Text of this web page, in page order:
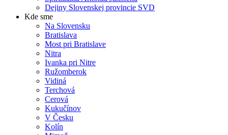
Dejiny Slovenskej provincie SVD
Kde sme
Na Slovensku
Bratislava
Most pri Bratislave
Nitra
Ivanka pri Nitre
Ružomberok
Vidiná
Terchová
Cerová
Kukučínov
V Česku
Kolín